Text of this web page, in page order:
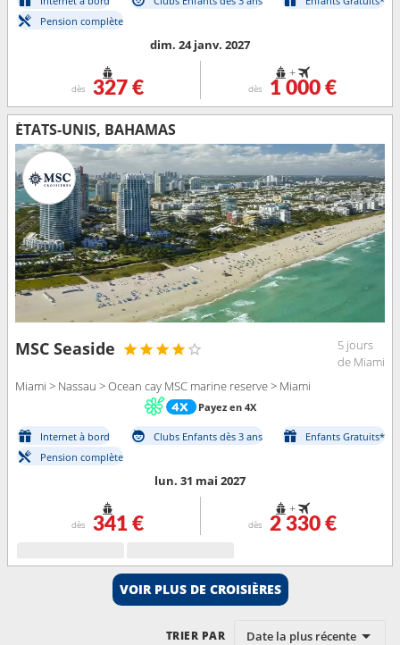
Pension complète
dim. 24 janv. 2027
dès 327 €
+
dès 1 000 €
ÉTATS-UNIS, BAHAMAS
MSC Seaside
5 jours
de Miami
Miami > Nassau > Ocean cay MSC marine reserve > Miami
Payez en 4X
Internet à bord Clubs Enfants dès 3 ans
Enfants Gratuits*
Pension complète
lun. 31 mai 2027
dès 341 €
+
dès 2 330 €
VOIR PLUS DE CROISIÈRES
TRIER PAR Date la plus récente